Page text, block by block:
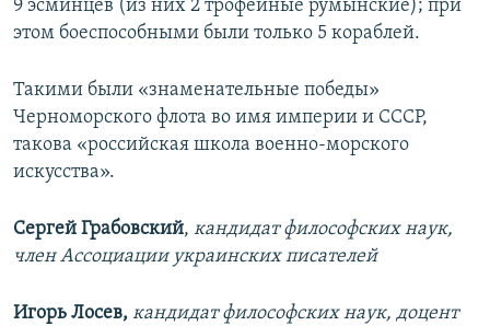
9 эсминцев (из них 2 трофейные румынские); при
этом боеспособными были только 5 кораблей.
Такими были «знаменательные победы»
Черноморского флота во имя империи и СССР,
такова «российская школа военно-морского
искусства».
Сергей Грабовский, кандидат философских наук,
член Ассоциации украинских писателей
Игорь Лосев, кандидат философских наук, доцент